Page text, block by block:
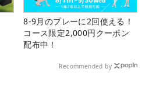
8-9月のプレーに2回使える！
コース限定2,000円クーポン
配布中！
Recommended by